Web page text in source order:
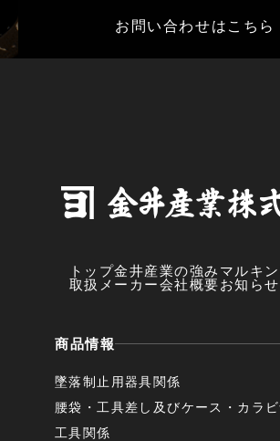
お問い合わせはこちら
トップ金井産業の強み マルキ
取扱メーカー会社概要お知らせ
商品情報
墜落制止用器具関係
腰袋・工具差し及びケース・カラ
工具関係